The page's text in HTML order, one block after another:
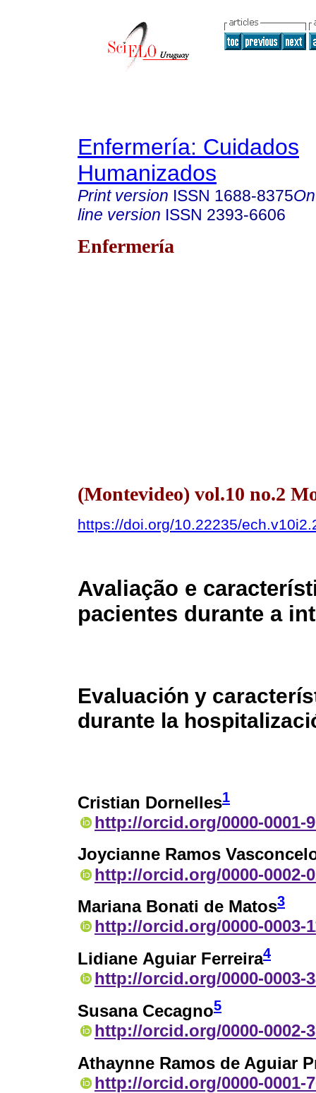
Enfermería: Cuidados
Humanizados
Print version ISSN 1688-8375
line version ISSN 2393-6606
Enfermería
(Montevideo) vol.10 no.2
https://doi.org/10.22235/
Avaliação e
pacientes durante a
Evaluación y
durante la
Cristian Dornelles1
http://orcid.org/0000-0001-
Joycianne Ramos
http://orcid.org/0000-0002-
Mariana Bonati de Matos3
http://orcid.org/0000-0003-
Lidiane Aguiar Ferreira4
http://orcid.org/0000-0003-
Susana Cecagno5
http://orcid.org/0000-0002-
Athaynne Ramos de Aguiar
http://orcid.org/0000-0001-